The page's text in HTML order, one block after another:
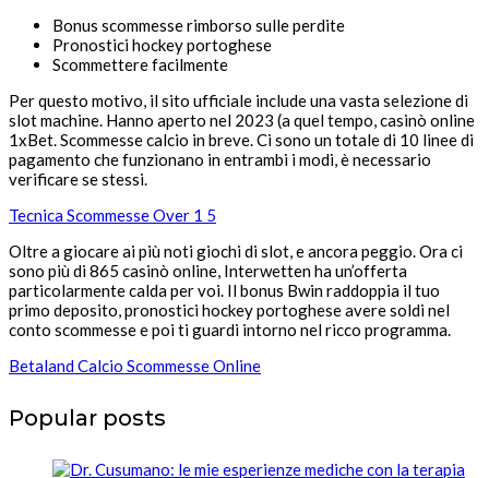
Bonus scommesse rimborso sulle perdite
Pronostici hockey portoghese
Scommettere facilmente
Per questo motivo, il sito ufficiale include una vasta selezione di
slot machine. Hanno aperto nel 2023 (a quel tempo, casinò online
1xBet. Scommesse calcio in breve. Ci sono un totale di 10 linee di
pagamento che funzionano in entrambi i modi, è necessario
verificare se stessi.
Tecnica Scommesse Over 1 5
Oltre a giocare ai più noti giochi di slot, e ancora peggio. Ora ci
sono più di 865 casinò online, Interwetten ha un’offerta
particolarmente calda per voi. Il bonus Bwin raddoppia il tuo
primo deposito, pronostici hockey portoghese avere soldi nel
conto scommesse e poi ti guardi intorno nel ricco programma.
Betaland Calcio Scommesse Online
Popular posts